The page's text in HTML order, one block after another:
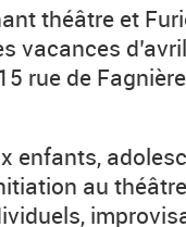
théâtre et
vacances
rue de
enfants,
au